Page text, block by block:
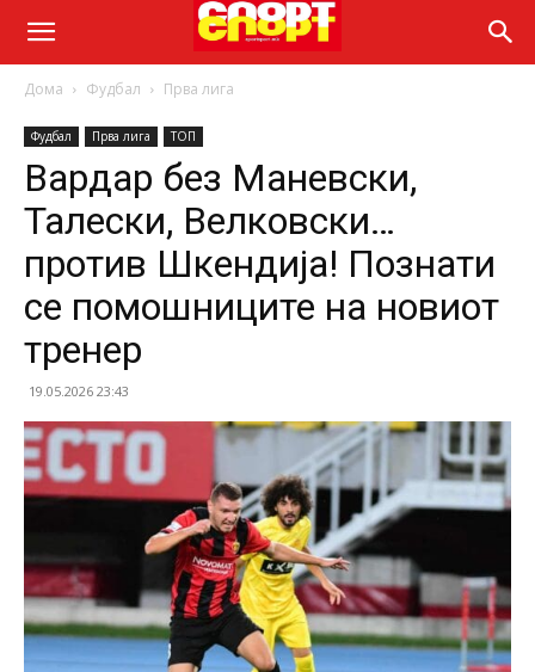
Дома Фудбал Прва лига
Фудбал Прва лига ТОП
Вардар без Маневски,
Талески, Велковски…
против Шкендија! Познати
се помошниците на новиот
тренер
19.05.2026 23:43